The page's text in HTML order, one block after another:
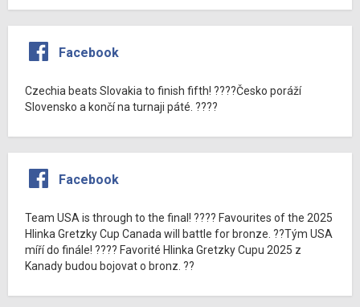
Facebook
Czechia beats Slovakia to finish fifth! ????Česko poráží
Slovensko a končí na turnaji páté. ????
Facebook
Team USA is through to the final! ???? Favourites of the 2025
Hlinka Gretzky Cup Canada will battle for bronze. ??Tým USA
míří do finále! ???? Favorité Hlinka Gretzky Cupu 2025 z
Kanady budou bojovat o bronz. ??